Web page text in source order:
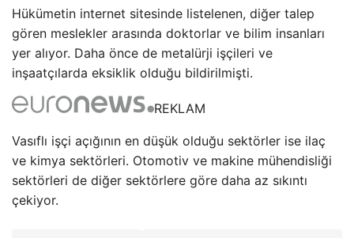
Hükümetin internet sitesinde listelenen, diğer talep
gören meslekler arasında doktorlar ve bilim insanları
yer alıyor. Daha önce de metalürji işçileri ve
inşaatçılarda eksiklik olduğu bildirilmişti.
REKLAM
Vasıflı işçi açığının en düşük olduğu sektörler ise ilaç
ve kimya sektörleri. Otomotiv ve makine mühendisliği
sektörleri de diğer sektörlere göre daha az sıkıntı
çekiyor.